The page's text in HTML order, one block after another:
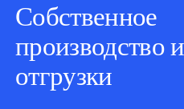
Собственное
производство и
отгрузки